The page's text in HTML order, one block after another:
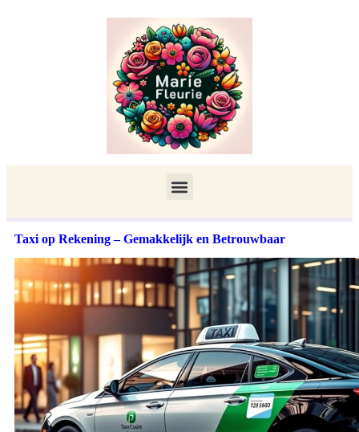
Taxi op Rekening – Gemakkelijk en Betrouwbaar